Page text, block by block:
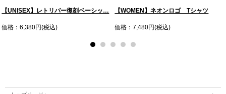
【UNISEX】レトリバー復刻ベーシッ…
価格：6,380円(税込)
【WOMEN】ネオンロゴ Tシャツ
価格：7,480円(税込)